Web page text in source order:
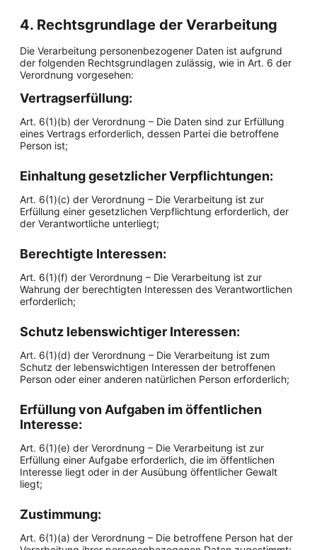
4. Rechtsgrundlage der Verarbeitung
Die Verarbeitung personenbezogener Daten ist aufgrund
der folgenden Rechtsgrundlagen zulässig, wie in Art. 6 der
Verordnung vorgesehen:
Vertragserfüllung:
Art. 6(1)(b) der Verordnung – Die Daten sind zur Erfüllung
eines Vertrags erforderlich, dessen Partei die betroffene
Person ist;
Einhaltung gesetzlicher Verpflichtungen:
Art. 6(1)(c) der Verordnung – Die Verarbeitung ist zur
Erfüllung einer gesetzlichen Verpflichtung erforderlich, der
der Verantwortliche unterliegt;
Berechtigte Interessen:
Art. 6(1)(f) der Verordnung – Die Verarbeitung ist zur
Wahrung der berechtigten Interessen des Verantwortlichen
erforderlich;
Schutz lebenswichtiger Interessen:
Art. 6(1)(d) der Verordnung – Die Verarbeitung ist zum
Schutz der lebenswichtigen Interessen der betroffenen
Person oder einer anderen natürlichen Person erforderlich;
Erfüllung von Aufgaben im öffentlichen
Interesse:
Art. 6(1)(e) der Verordnung – Die Verarbeitung ist zur
Erfüllung einer Aufgabe erforderlich, die im öffentlichen
Interesse liegt oder in der Ausübung öffentlicher Gewalt
liegt;
Zustimmung:
Art. 6(1)(a) der Verordnung – Die betroffene Person hat der